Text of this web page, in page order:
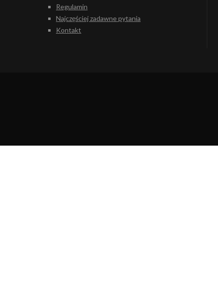
Regulamin
Najczęściej zadawne pytania
Kontakt